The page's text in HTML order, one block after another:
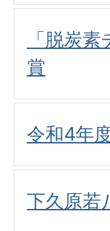
「脱炭
賞
令和4年
下久原若